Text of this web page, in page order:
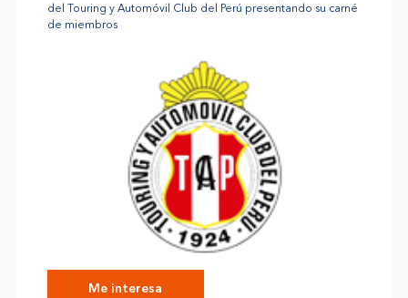
del Touring y Automóvil Club del Perú presentando su carné
de miembros
Me interesa